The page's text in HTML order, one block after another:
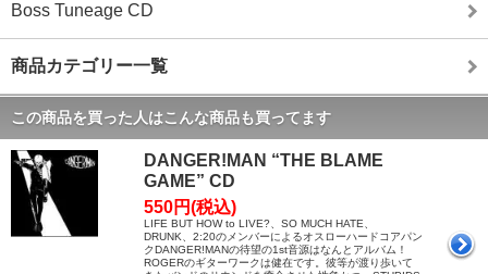
Boss Tuneage CD
商品カテゴリー一覧
この商品を買った人はこんな商品も買ってます
DANGER!MAN “THE BLAME
GAME” CD
550円(税込)
LIFE BUT HOW to LIVE?、SO MUCH HATE、
DRUNK、2:20のメンバーによるオスローハードコアパン
クDANGER!MANの待望の1st音源はなんとアルバム！
ROGERのギターワークは健在です。彼等が渡り歩いて